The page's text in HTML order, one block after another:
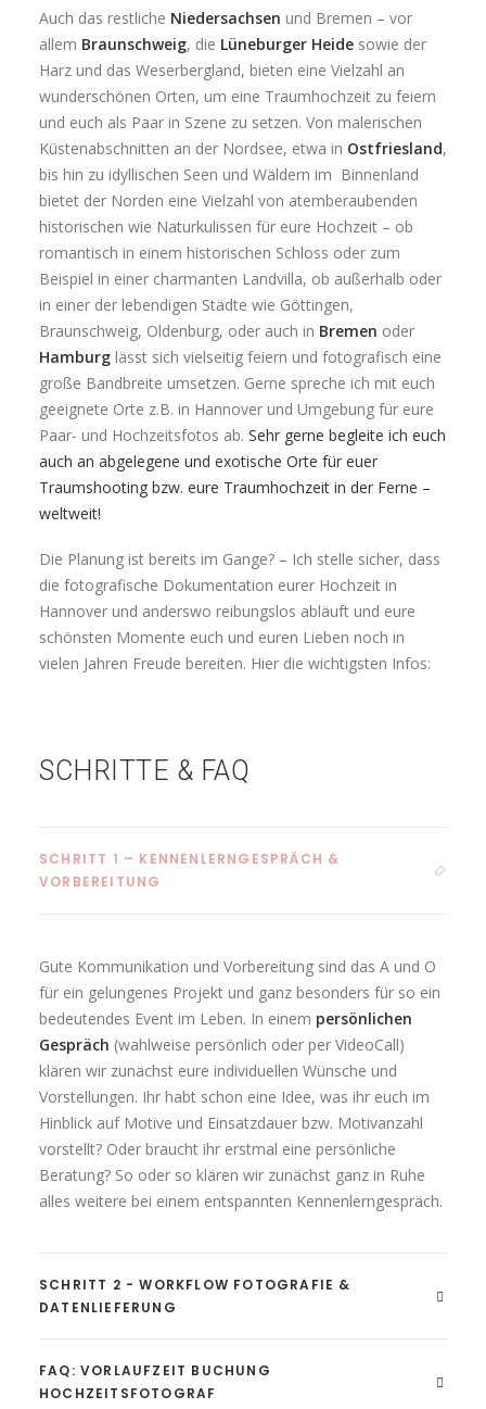
Auch das restliche Niedersachsen und Bremen – vor
allem Braunschweig, die Lüneburger Heide sowie der
Harz und das Weserbergland, bieten eine Vielzahl an
wunderschönen Orten, um eine Traumhochzeit zu feiern
und euch als Paar in Szene zu setzen. Von malerischen
Küstenabschnitten an der Nordsee, etwa in Ostfriesland,
bis hin zu idyllischen Seen und Wäldern im Binnenland
bietet der Norden eine Vielzahl von atemberaubenden
historischen wie Naturkulissen für eure Hochzeit – ob
romantisch in einem historischen Schloss oder zum
Beispiel in einer charmanten Landvilla, ob außerhalb oder
in einer der lebendigen Städte wie Göttingen,
Braunschweig, Oldenburg, oder auch in Bremen oder
Hamburg lässt sich vielseitig feiern und fotografisch eine
große Bandbreite umsetzen. Gerne spreche ich mit euch
geeignete Orte z.B. in Hannover und Umgebung für eure
Paar- und Hochzeitsfotos ab. Sehr gerne begleite ich euch
auch an abgelegene und exotische Orte für euer
Traumshooting bzw. eure Traumhochzeit in der Ferne –
weltweit!
Die Planung ist bereits im Gange? – Ich stelle sicher, dass
die fotografische Dokumentation eurer Hochzeit in
Hannover und anderswo reibungslos abläuft und eure
schönsten Momente euch und euren Lieben noch in
vielen Jahren Freude bereiten. Hier die wichtigsten Infos:
SCHRITTE & FAQ
SCHRITT 1 – KENNENLERNGESPRÄCH &
VORBEREITUNG
Gute Kommunikation und Vorbereitung sind das A und O
für ein gelungenes Projekt und ganz besonders für so ein
bedeutendes Event im Leben. In einem persönlichen
Gespräch (wahlweise persönlich oder per VideoCall)
klären wir zunächst eure individuellen Wünsche und
Vorstellungen. Ihr habt schon eine Idee, was ihr euch im
Hinblick auf Motive und Einsatzdauer bzw. Motivanzahl
vorstellt? Oder braucht ihr erstmal eine persönliche
Beratung? So oder so klären wir zunächst ganz in Ruhe
alles weitere bei einem entspannten Kennenlerngespräch.
SCHRITT 2 - WORKFLOW FOTOGRAFIE &
DATENLIEFERUNG
FAQ: VORLAUFZEIT BUCHUNG
HOCHZEITSFOTOGRAF